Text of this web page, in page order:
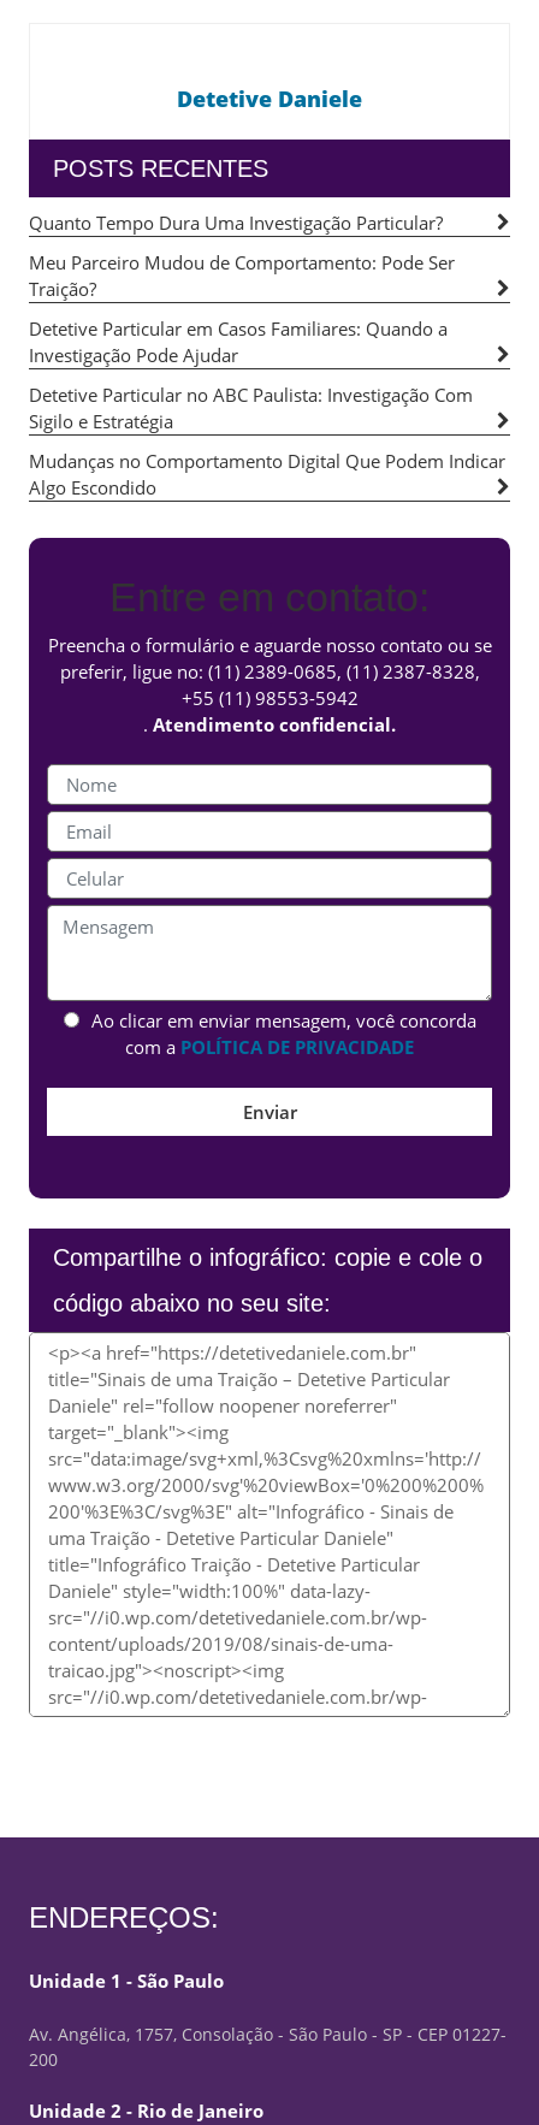
Detetive Daniele
POSTS RECENTES
Quanto Tempo Dura Uma Investigação Particular?
Meu Parceiro Mudou de Comportamento: Pode Ser
Traição?
Detetive Particular em Casos Familiares: Quando a
Investigação Pode Ajudar
Detetive Particular no ABC Paulista: Investigação Com
Sigilo e Estratégia
Mudanças no Comportamento Digital Que Podem Indicar
Algo Escondido
Entre em contato:
Preencha o formulário e aguarde nosso contato ou se
preferir, ligue no: (11) 2389-0685, (11) 2387-8328,
+55 (11) 98553-5942
. Atendimento confidencial.
Ao clicar em enviar mensagem, você concorda
com a POLÍTICA DE PRIVACIDADE
Compartilhe o infográfico: copie e cole o
código abaixo no seu site:
ENDEREÇOS:
Unidade 1 - São Paulo
Av. Angélica, 1757, Consolação - São Paulo - SP - CEP 01227-
200
Unidade 2 - Rio de Janeiro